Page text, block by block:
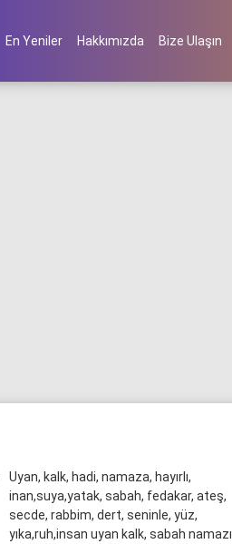
En Yeniler Hakkımızda Bize Ulaşın
Uyan, kalk, hadi, namaza, hayırlı,
inan,suya,yatak, sabah, fedakar, ateş,
secde, rabbim, dert, seninle, yüz,
yıka,ruh,insan uyan kalk, sabah namazı